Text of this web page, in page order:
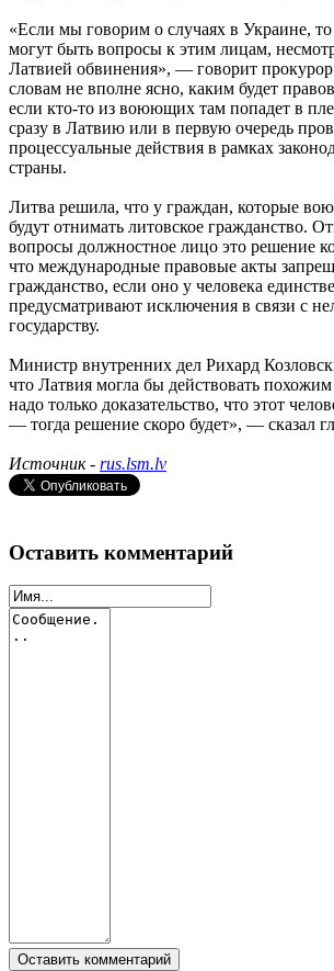
«Если мы говорим о случаях в Украине,
могут быть вопросы к этим лицам,
Латвией обвинения», — говорит
словам не вполне ясно, каким будет
если кто-то из воюющих там попадет в
сразу в Латвию или в первую очередь
процессуальные действия в рамках
страны.
Литва решила, что у граждан, которые
будут отнимать литовское гражданство.
вопросы должностное лицо это решение
что международные правовые акты
гражданство, если оно у человека
предусматривают исключения в связи с
государству.
Министр внутренних дел Рихард
что Латвия могла бы действовать
надо только доказательство, что этот
— тогда решение скоро будет», — сказал
Источник - rus.lsm.lv
Оставить комментарий